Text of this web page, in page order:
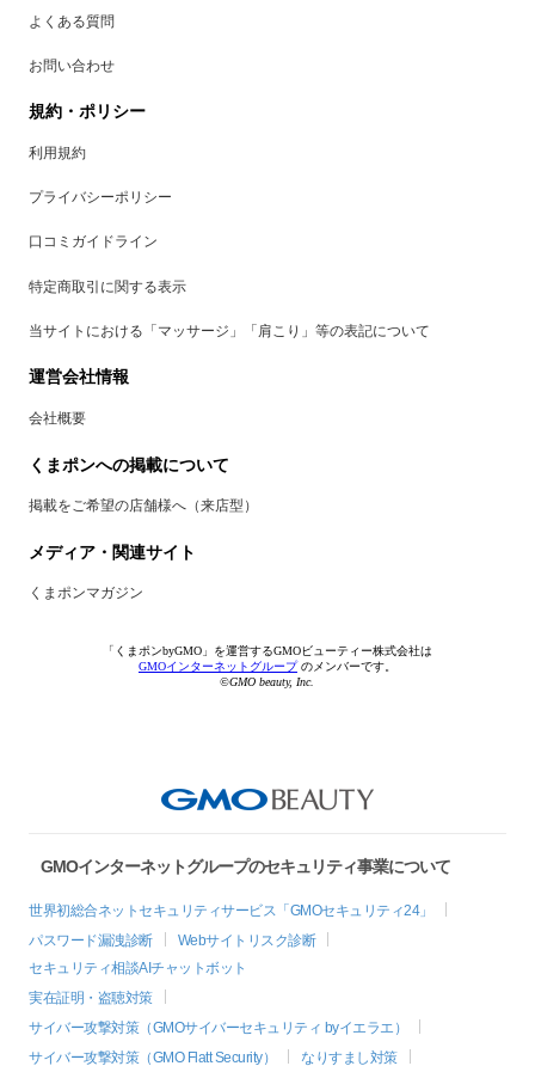
よくある質問
お問い合わせ
規約・ポリシー
利用規約
プライバシーポリシー
口コミガイドライン
特定商取引に関する表示
当サイトにおける「マッサージ」「肩こり」等の表記について
運営会社情報
会社概要
くまポンへの掲載について
掲載をご希望の店舗様へ（来店型）
メディア・関連サイト
くまポンマガジン
「くまポンbyGMO」を運営するGMOビューティー株式会社は
GMOインターネットグループのメンバーです。
©GMO beauty, Inc.
GMOインターネットグループのセキュリティ事業について
世界初総合ネットセキュリティサービス「GMOセキュリティ24」
パスワード漏洩診断
Webサイトリスク診断
セキュリティ相談AIチャットボット
実在証明・盗聴対策
サイバー攻撃対策（GMOサイバーセキュリティ byイエラエ）
サイバー攻撃対策（GMO Flatt Security）
なりすまし対策